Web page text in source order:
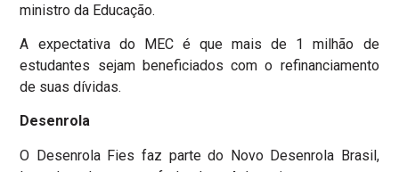
ministro da Educação.
A expectativa do MEC é que mais de 1 milhão de
estudantes sejam beneficiados com o refinanciamento
de suas dívidas.
Desenrola
O Desenrola Fies faz parte do Novo Desenrola Brasil,